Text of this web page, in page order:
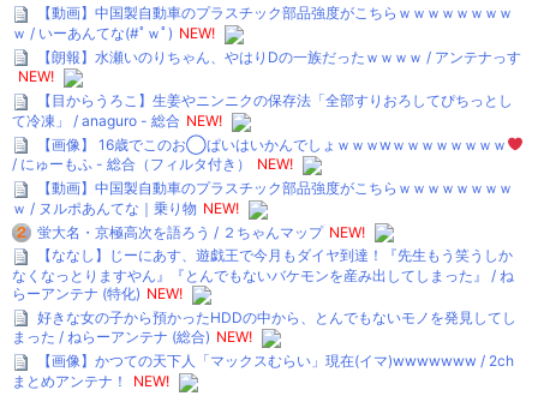
【動画】中国製自動車のプラスチック部品強度がこちらｗｗｗｗｗｗｗｗ
ｗ / いーあんてな(#ﾟｗﾟ) NEW!
【朗報】水瀬いのりちゃん、やはりDの一族だったｗｗｗｗ / アンテナっす
NEW!
【目からうろこ】生姜やニンニクの保存法「全部すりおろしてぴちっとし
て冷凍」 / anaguro - 総合 NEW!
【画像】 16歳でこのお◯ぱいはいかんでしょｗｗｗwｗｗｗｗｗｗｗｗ
/ にゅーもふ - 総合（フィルタ付き）
NEW!
【動画】中国製自動車のプラスチック部品強度がこちらｗｗｗｗｗｗｗｗ
ｗ / ヌルポあんてな｜乗り物 NEW!
蛍大名・京極高次を語ろう / ２ちゃんマップ NEW!
【ななし】じーにあす、遊戯王で今月もダイヤ到達！『先生もう笑うしか
なくなっとりますやん』『とんでもないバケモンを産み出してしまった』 / ね
らーアンテナ (特化) NEW!
好きな女の子から預かったHDDの中から、とんでもないモノを発見してし
まった / ねらーアンテナ (総合) NEW!
【画像】かつての天下人「マックスむらい」現在(イマ)wwwwwww / 2ch
まとめアンテナ！
NEW!